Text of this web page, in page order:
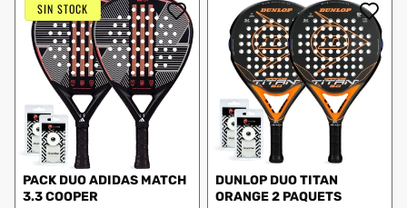
SIN STOCK
PACK DUO ADIDAS MATCH
3.3 COOPER
DUNLOP DUO TITAN
ORANGE 2 PAQUETS